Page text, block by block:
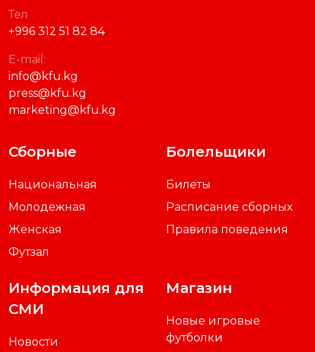
Тел
+996 312 51 82 84
E-mail:
info@kfu.kg
press@kfu.kg
marketing@kfu.kg
Сборные
Национальная
Молодежная
Женская
Футзал
Болельщики
Билеты
Расписание сборных
Правила поведения
Информация для
СМИ
Новости
Магазин
Новые игровые
футболки